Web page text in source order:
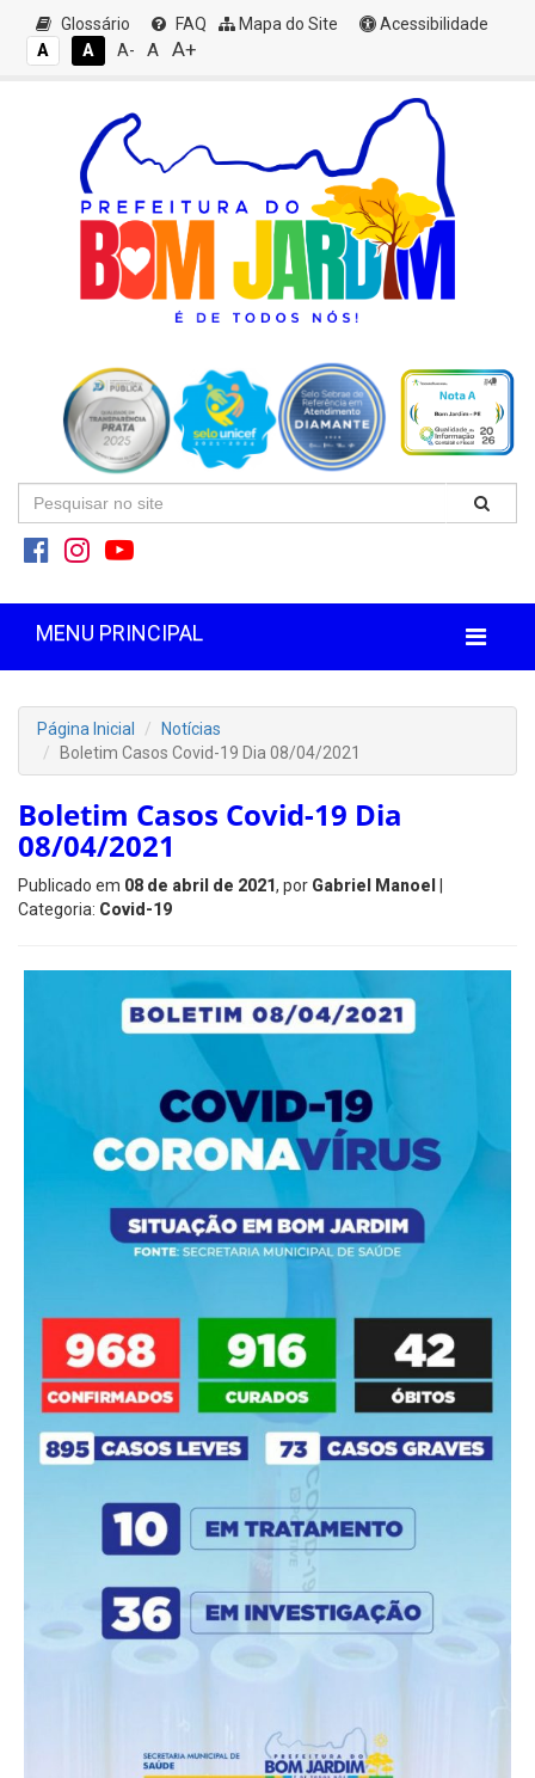
Glossário FAQ Mapa do Site
Acessibilidade
A
A A- A A+
MENU PRINCIPAL
Página Inicial
Notícias
Boletim Casos Covid-19 Dia 08/04/2021
Boletim Casos Covid-19 Dia
08/04/2021
Publicado em 08 de abril de 2021, por Gabriel Manoel
Categoria: Covid-19